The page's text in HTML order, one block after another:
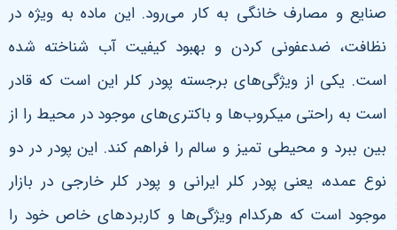
صنایع و مصارف خانگی به کار می‌رود. این ماده به ویژه در
نظافت، ضدعفونی کردن و بهبود کیفیت آب شناخته شده
است. یکی از ویژگی‌های برجسته پودر کلر این است که قادر
است به راحتی میکروب‌ها و باکتری‌های موجود در محیط را از
بین ببرد و محیطی تمیز و سالم را فراهم کند. این پودر در دو
نوع عمده، یعنی پودر کلر ایرانی و پودر کلر خارجی در بازار
موجود است که هرکدام ویژگی‌ها و کاربردهای خاص خود را